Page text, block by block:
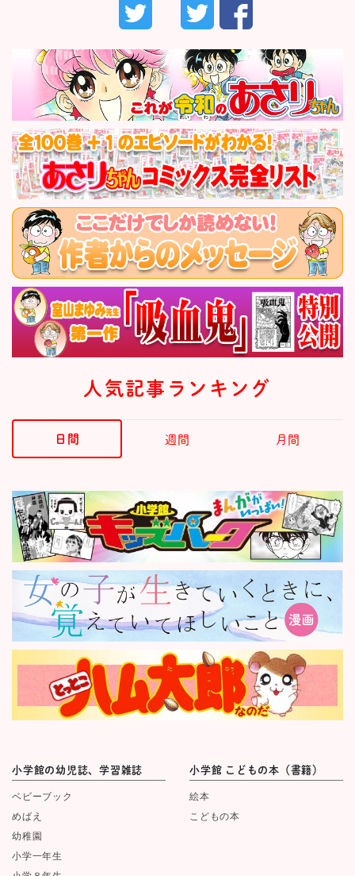
人気記事ランキング
日間 週間 月間
小学館の幼児誌、学習雑誌
ベビーブック
めばえ
幼稚園
小学一年生
小学館 こどもの本（書籍）
絵本
こどもの本